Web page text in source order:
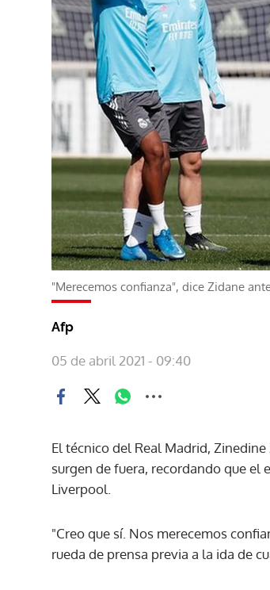
"Merecemos confianza", dice Zidane
Afp
05 de abril 2021 - 09:40
El técnico del Real Madrid,
surgen de fuera, recordando que el
Liverpool.
"Creo que sí. Nos merecemos
rueda de prensa previa a la ida de